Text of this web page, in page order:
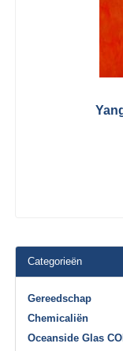
Categorieën
Gereedschap
Chemicaliën
Oceanside Glas